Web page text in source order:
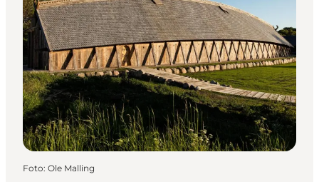
Foto: Ole Malling